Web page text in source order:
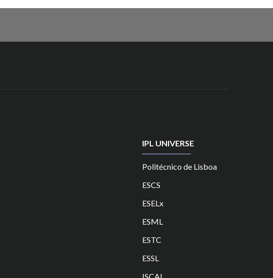
IPL UNIVERSE
Politécnico de Lisboa
ESCS
ESELx
ESML
ESTC
ESSL
ISCAL